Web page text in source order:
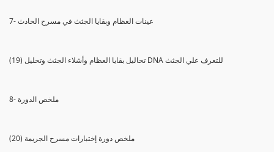
7- عينات العظام وبقايا الجثث في مسرح الحادث
(19) تحاليل بقايا العظام وأشلاء الجثث وتحليل DNA للتعرف علي الجثث
8- ملخص الدورة
(20) ملخص دورة إختبارات مسرح الجريمة